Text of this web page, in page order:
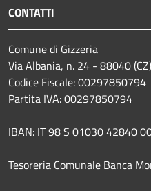
CONTATTI
Comune di Gizzeria
Via Albania, n. 24 - 88040 (CZ)
Codice Fiscale: 00297850794
Partita IVA: 00297850794
IBAN: IT 98 S 01030 42840
Tesoreria Comunale Banca